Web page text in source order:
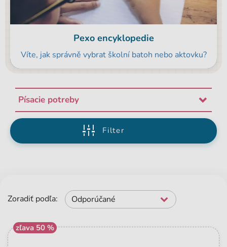
Pexo encyklopedie
Víte, jak správně vybrat školní batoh nebo aktovku?
Písacie potreby
Filter
Zoradiť podľa: Odporúčané
zľava 50 %